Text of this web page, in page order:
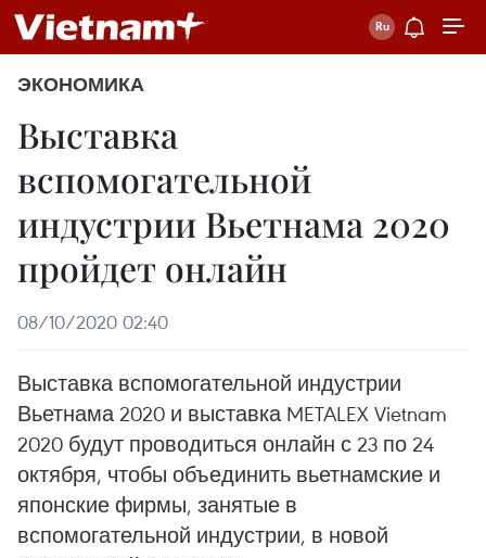
ЭКОНОМИКА
Выставка
вспомогательной
индустрии Вьетнама 2020
пройдет онлайн
08/10/2020 02:40
Выставка вспомогательной индустрии
Вьетнама 2020 и выставка METALEX Vietnam
2020 будут проводиться онлайн с 23 по 24
октября, чтобы объединить вьетнамские и
японские фирмы, занятые в
вспомогательной индустрии, в новой